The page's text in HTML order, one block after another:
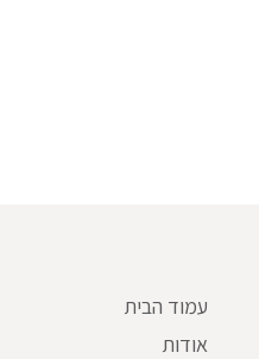
עמוד הבית
אודות